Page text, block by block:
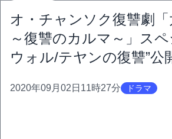
オ・チャンソク復讐劇「
～復讐のカルマ～」ス
ウォル/テヤンの復讐”公
2020年09月02日11時27分 ドラマ